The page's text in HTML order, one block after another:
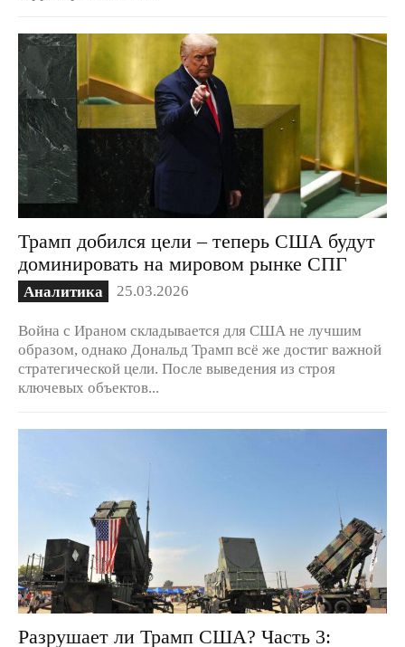
Трамп добился цели – теперь США будут
доминировать на мировом рынке СПГ
Аналитика 25.03.2026
Война с Ираном складывается для США не лучшим
образом, однако Дональд Трамп всё же достиг важной
стратегической цели. После выведения из строя
ключевых объектов...
Разрушает ли Трамп США? Часть 3: